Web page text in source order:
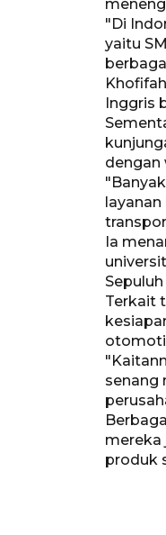
"Di
yaitu
Inggris
dengan
Ia
Terkait
senang
mereka
produk